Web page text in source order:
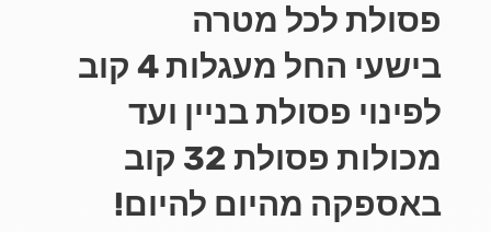
פסולת לכל מטרה
בישעי החל מעגלות 4 קוב
לפינוי פסולת בניין ועד
מכולות פסולת 32 קוב
באספקה מהיום להיום!